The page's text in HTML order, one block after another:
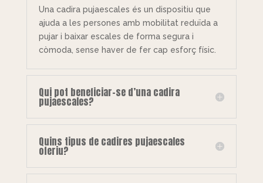
Una cadira pujaescales és un dispositiu que
ajuda a les persones amb mobilitat reduïda a
pujar i baixar escales de forma segura i
còmoda, sense haver de fer cap esforç físic.
Qui pot beneficiar-se d’una cadira
pujaescales?
Quins tipus de cadires pujaescales
oferiu?